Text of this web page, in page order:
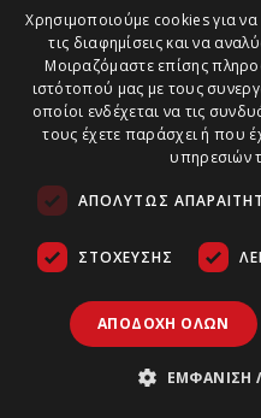
Χρησιμοποιούμε cookies για
τις διαφημίσεις και να
Μοιραζόμαστε επίσης
ιστότοπού μας με τους
οποίοι ενδέχεται να τις
τους έχετε παράσχει ή που
υπηρεσιών
ΑΠΟΛΎΤΩΣ
ΣΤΌΧΕΥΣΗΣ
ΑΠΟΔΟΧΉ ΌΛΩΝ
ΕΜΦΆΝΙΣΗ